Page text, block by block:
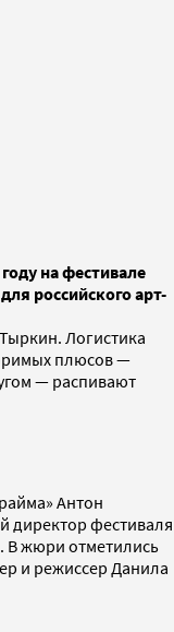
на фестивале
российского арт-
Логистика
плюсов —
— распивают
Антон
директор фестиваля
В жюри отметились
и режиссер Данила